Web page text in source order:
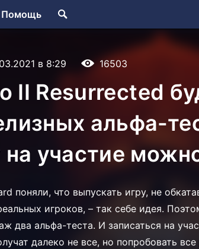
Помощь
в 8:29 16503
II Resurrected
альфа-
на участие
поняли, что выпускать игру, не
игроков, – так себе идея.
два альфа-теста. И записаться на
далеко не все, но попробовать